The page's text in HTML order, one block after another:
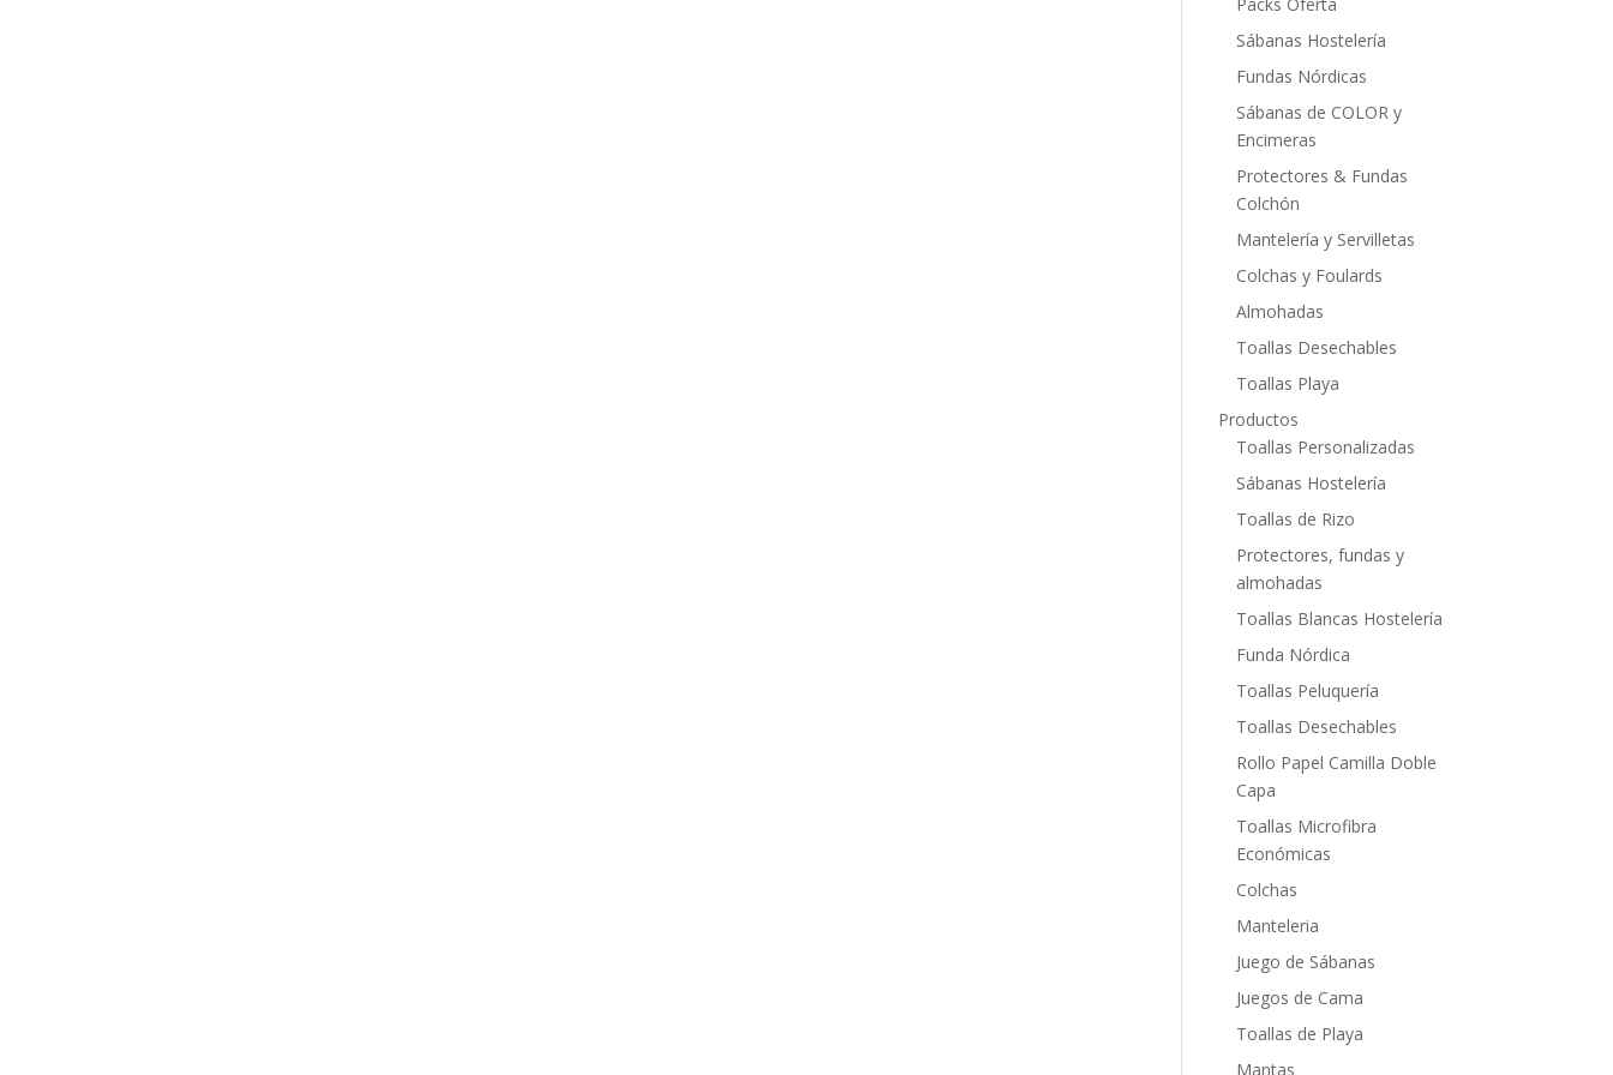
Sábanas Hostelería
Fundas Nórdicas
Sábanas de COLOR y
Encimeras
Protectores & Fundas
Colchón
Mantelería y Servilletas
Colchas y Foulards
Almohadas
Toallas Desechables
Toallas Playa
Productos
Toallas Personalizadas
Sábanas Hostelería
Toallas de Rizo
Protectores, fundas y
almohadas
Toallas Blancas Hostelería
Funda Nórdica
Toallas Peluquería
Toallas Desechables
Rollo Papel Camilla Doble
Capa
Toallas Microfibra
Económicas
Colchas
Manteleria
Juego de Sábanas
Juegos de Cama
Toallas de Playa
Mantas